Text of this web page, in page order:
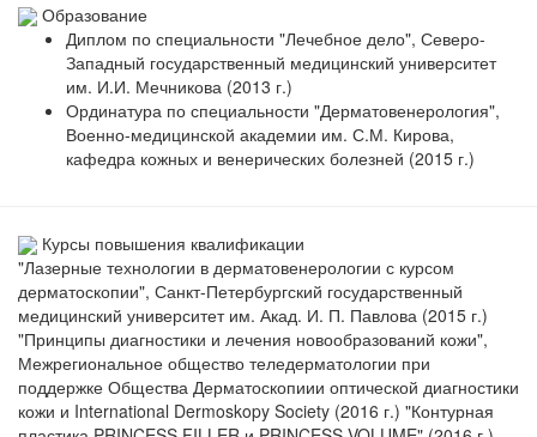
Образование
Диплом по специальности "Лечебное дело", Северо-
Западный государственный медицинский университет
им. И.И. Мечникова (2013 г.)
Ординатура по специальности "Дерматовенерология",
Военно-медицинской академии им. С.М. Кирова,
кафедра кожных и венерических болезней (2015 г.)
Курсы повышения квалификации
"Лазерные технологии в дерматовенерологии с курсом
дерматоскопии", Санкт-Петербургский государственный
медицинский университет им. Акад. И. П. Павлова (2015 г.)
"Принципы диагностики и лечения новообразований кожи",
Межрегиональное общество теледерматологии при
поддержке Общества Дерматоскопиии оптической диагностики
кожи и International Dermoskopy Society (2016 г.) "Контурная